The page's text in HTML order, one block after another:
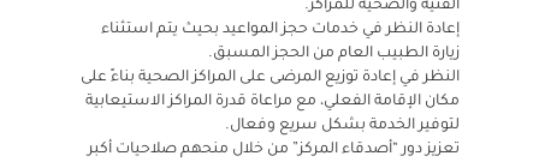
الفنية والصحية للمراكز.
إعادة النظر في خدمات حجز المواعيد بحيث يتم استثناء
زيارة الطبيب العام من الحجز المسبق.
النظر في إعادة توزيع المرضى على المراكز الصحية بناءً على
مكان الإقامة الفعلي، مع مراعاة قدرة المراكز الاستيعابية
لتوفير الخدمة بشكل سريع وفعال.
تعزيز دور “أصدقاء المركز” من خلال منحهم صلاحيات أكبر